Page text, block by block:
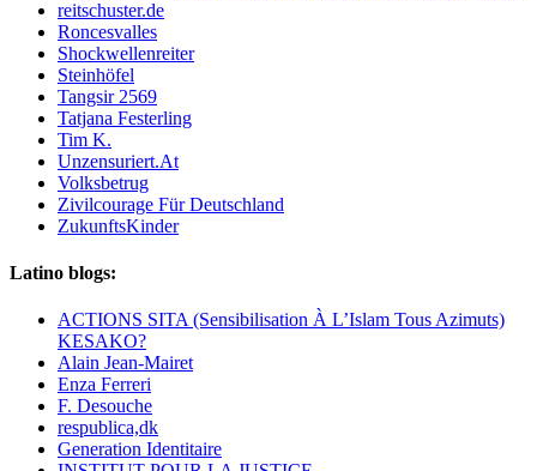
reitschuster.de
Roncesvalles
Shockwellenreiter
Steinhöfel
Tangsir 2569
Tatjana Festerling
Tim K.
Unzensuriert.At
Volksbetrug
Zivilcourage Für Deutschland
ZukunftsKinder
Latino blogs:
ACTIONS SITA (Sensibilisation À L’Islam Tous Azimuts)
KESAKO?
Alain Jean-Mairet
Enza Ferreri
F. Desouche
respublica,dk
Generation Identitaire